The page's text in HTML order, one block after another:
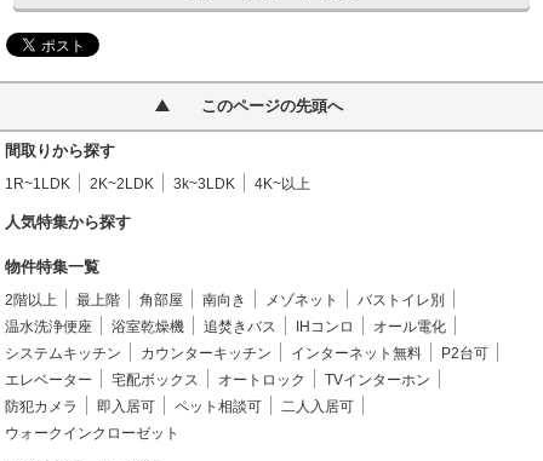
このページの先頭へ
間取りから探す
1R~1LDK 2K~2LDK 3k~3LDK 4K~以上
人気特集から探す
物件特集一覧
2階以上 最上階 角部屋 南向き メゾネット
バストイレ別
温水洗浄便座
浴室乾燥機 追焚きバス IHコンロ
オール電化
システムキッチン
カウンターキッチン インターネット無料
P2台可
エレベーター
宅配ボックス オートロック
TVインターホン
防犯カメラ
即入居可 ペット相談可
二人入居可
ウォークインクローゼット